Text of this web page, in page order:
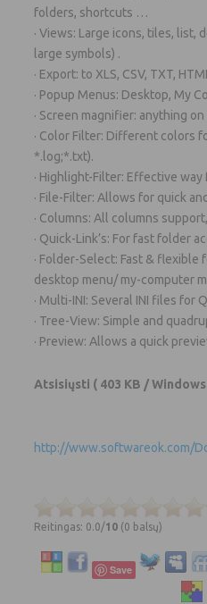
folders, shortcuts …
· Views: Large icons, tiles, list,
large symbols) .
· Export: to XLS, CSV, TXT,
· Popup Menus: Desktop, My
· Screen magnifier: anything
· Color Filter: Different colors
*.log;*.txt).
· Highlight-Filter: Effective
· File-Filter: Allows for quick
· Columns: All columns
· Quick-Link’s: For fast folder
· Folder-Select: Fast &
desktop menu/ my-computer
· Multi-INI: Several INI files for
· Tree-View: Simple and
· Preview: Allows a quick
Atsisiųsti ( 403 KB /
http://www.softwareok.com/
Reitingas: 0.0/10 (0 balsų)
Save